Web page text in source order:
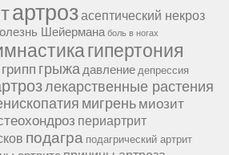
артрозасептический некроз
Шейермана боль в ногах
гипертония
грипп грыжа давление депрессия
лекарственные растения
мигрень миозит
периартрит
подагра подагрический артрит